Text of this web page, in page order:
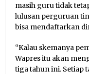
masih guru tidak
lulusan perguruan
bisa mendaftarkan
“Kalau skemanya
Wapres itu akan
tiga tahun ini. Setiap